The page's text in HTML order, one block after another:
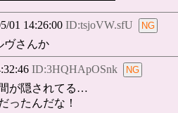
01 14:26:00 ID:tsjoVW.sfU
ヴさんか
ID:3HQHApOSnk
が隠されてる…
ったんだな！